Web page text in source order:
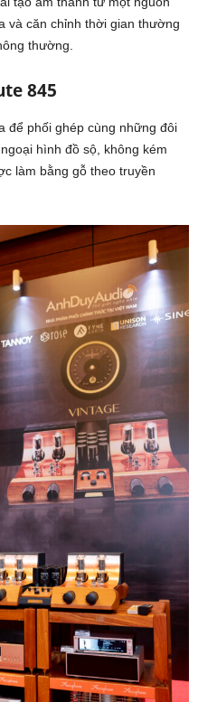
và căn chỉnh thời gian thường
thường.
845
để phối ghép cùng những đôi
hình đồ sộ, không kém
làm bằng gỗ theo truyền